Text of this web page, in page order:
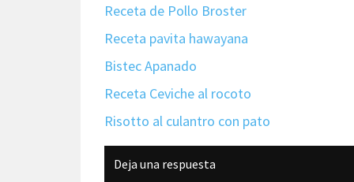
Receta de Pollo Broster
Receta pavita hawayana
Bistec Apanado
Receta Ceviche al rocoto
Risotto al culantro con pato
Interacciones
Deja una respuesta